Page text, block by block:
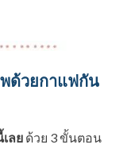
ด้วยกาแฟกัน
ลย ด้วย 3 ขั้นตอน